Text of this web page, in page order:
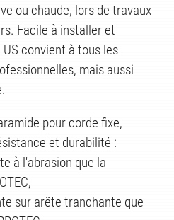
ou chaude, lors de travaux
Facile à installer et
convient à tous les
mais aussi
pour corde fixe,
et durabilité :
à l'abrasion que la
sur arête tranchante que